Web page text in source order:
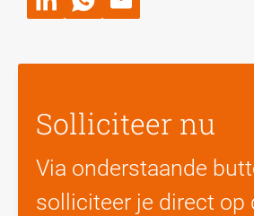
Solliciteer nu
Via onderstaande
solliciteer je direct op